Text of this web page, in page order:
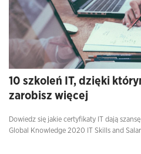
10 szkoleń IT, dzięki
zarobisz więcej
Dowiedz się jakie certyfikaty IT dają
Global Knowledge 2020 IT Skills and